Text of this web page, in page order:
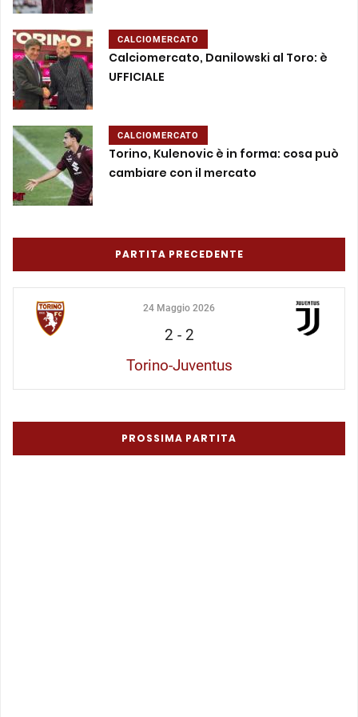
CALCIOMERCATO
Calciomercato, Danilowski al Toro: è
UFFICIALE
CALCIOMERCATO
Torino, Kulenovic è in forma: cosa può
cambiare con il mercato
PARTITA PRECEDENTE
24 Maggio 2026
2 - 2
Torino-Juventus
PROSSIMA PARTITA